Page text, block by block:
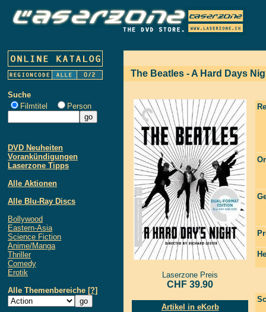
Suche
Filmtitel
Person
DVD Neuheiten
Vorankündigungen
Laserzone Tipps
Alle Aktionen
Alle Blu-Ray Discs
Bollywood
Eastern-Asia
Science Fiction
Anime/Manga
Thriller
Comedy
Erotik
Alle Themenbereiche [?]
The Beatles - A Hard Days
Laserzone Preis
CHF 39.90
Artikel in eKorb